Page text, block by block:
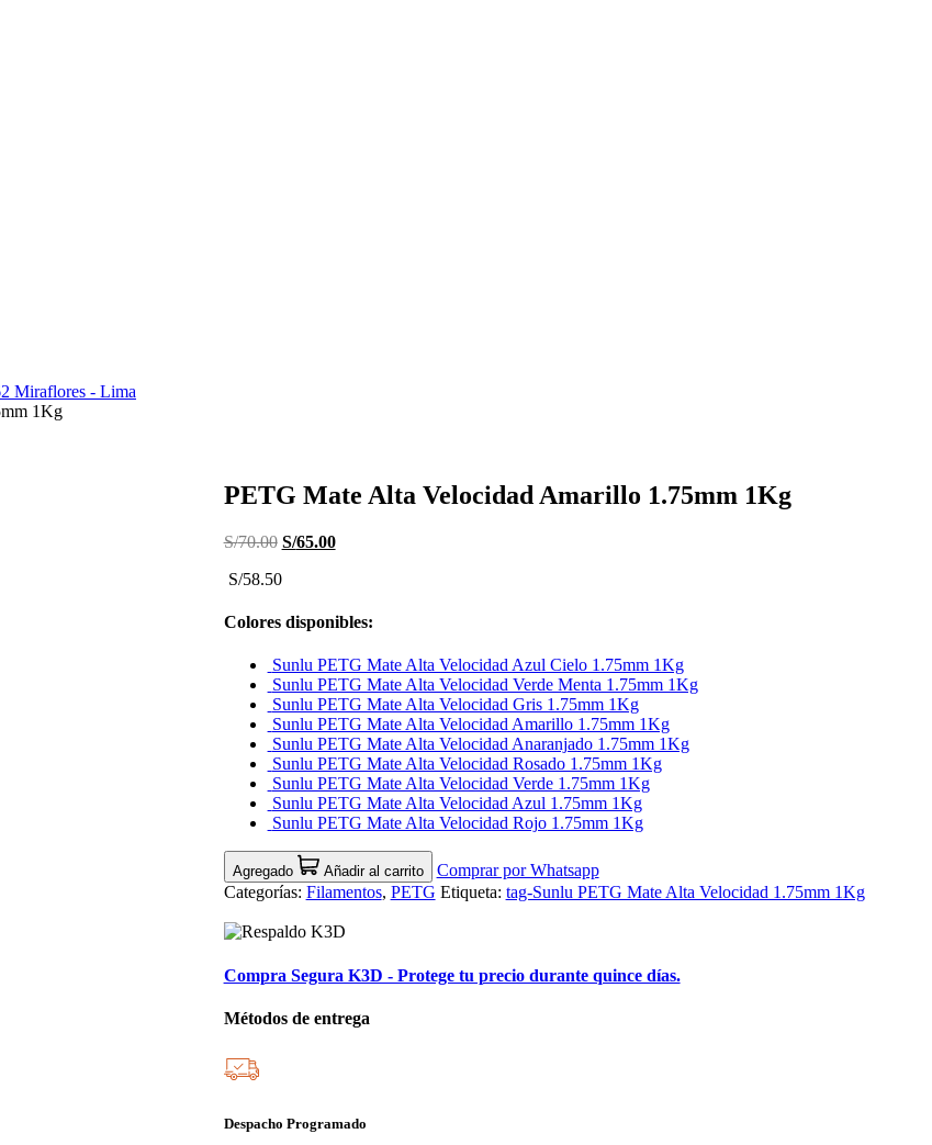
Miraflores - Lima
1Kg
PETG Mate Alta Velocidad Amarillo 1.75mm 1Kg
S/70.00 El
original
S/70.00.
S/65.00El
S/65.00.
S/58.50
Colores disponibles:
Sunlu PETG Mate Alta Velocidad Azul Cielo 1.75mm 1Kg
Sunlu PETG Mate Alta Velocidad Verde Menta 1.75mm 1Kg
Sunlu PETG Mate Alta Velocidad Gris 1.75mm 1Kg
Sunlu PETG Mate Alta Velocidad Amarillo 1.75mm 1Kg
Sunlu PETG Mate Alta Velocidad Anaranjado 1.75mm 1Kg
Sunlu PETG Mate Alta Velocidad Rosado 1.75mm 1Kg
Sunlu PETG Mate Alta Velocidad Verde 1.75mm 1Kg
Sunlu PETG Mate Alta Velocidad Azul 1.75mm 1Kg
Sunlu PETG Mate Alta Velocidad Rojo 1.75mm 1Kg
Agregado Añadir al carrito
Comprar por Whatsapp
Categorías: Filamentos, PETG Etiqueta: tag-Sunlu PETG Mate Alta Velocidad 1.75mm 1Kg
Compra Segura K3D - Protege tu precio durante quince días.
Métodos de entrega
Despacho Programado